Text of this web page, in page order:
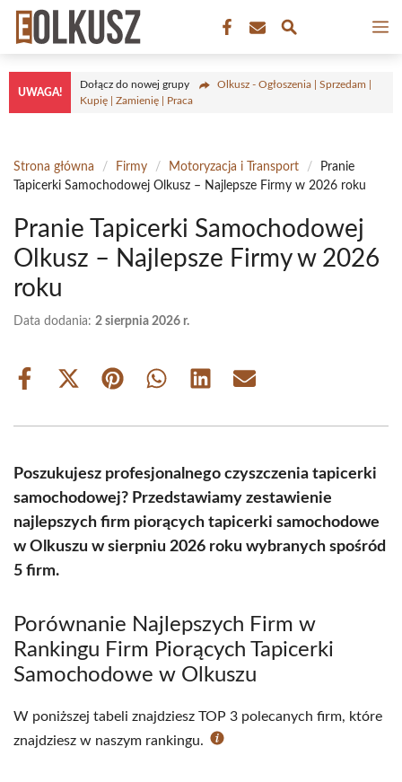
Przejdź
treści
UWAGA!
Dołącz do nowej grupy
Olkusz - Ogłoszenia | Sprzedam |
Kupię | Zamienię | Praca
Strona główna / Firmy / Motoryzacja i Transport /
Pranie
Tapicerki Samochodowej Olkusz – Najlepsze Firmy w 2026 roku
Pranie Tapicerki Samochodowej
Olkusz – Najlepsze Firmy w 2026
roku
Data dodania: 2 sierpnia 2026 r.
Share
Share
(Twitter)
Share Share Share Share
Poszukujesz profesjonalnego czyszczenia tapicerki
samochodowej? Przedstawiamy zestawienie
najlepszych firm piorących tapicerki samochodowe
w Olkuszu w sierpniu 2026 roku wybranych spośród
5 firm.
Porównanie Najlepszych Firm w
Rankingu Firm Piorących Tapicerki
Samochodowe w Olkuszu
W poniższej tabeli znajdziesz TOP 3 polecanych firm, które
znajdziesz w naszym rankingu.